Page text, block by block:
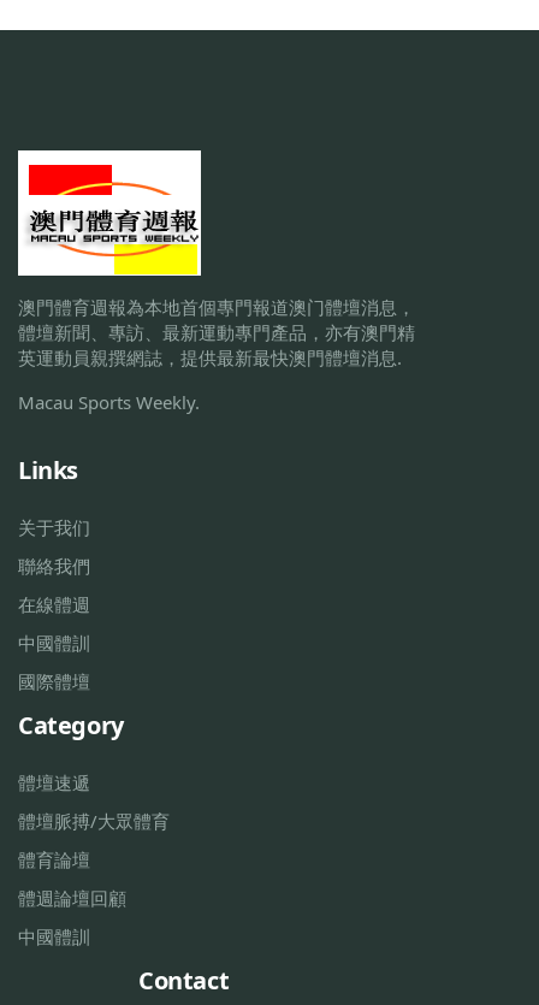
澳門體育週報為本地首個專門報道澳门體壇消息，
體壇新聞、專訪、最新運動專門產品，亦有澳門精
英運動員親撰網誌，提供最新最快澳門體壇消息.
Macau Sports Weekly.
Links
关于我们
聯絡我們
在線體週
中國體訓
國際體壇
Category
體壇速遞
體壇脈搏/大眾體育
體育論壇
體週論壇回顧
中國體訓
Contact